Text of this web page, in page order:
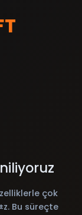
çok
Bu süreçte